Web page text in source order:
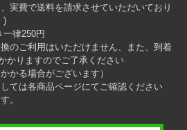
実費で送料を請求させていただいており
)
一律250円
のご利用はいただけません、また、到着
かりますのでご了承ください
かる場合がございます）
ては各商品ページにてご確認ください
。